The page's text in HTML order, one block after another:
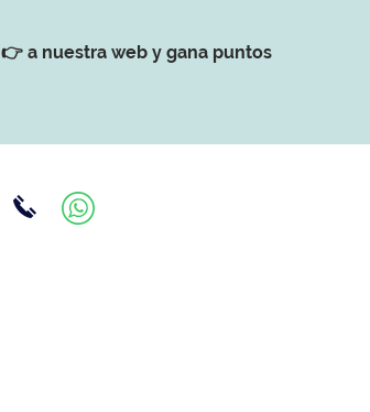
👉 a nuestra web y gana puntos